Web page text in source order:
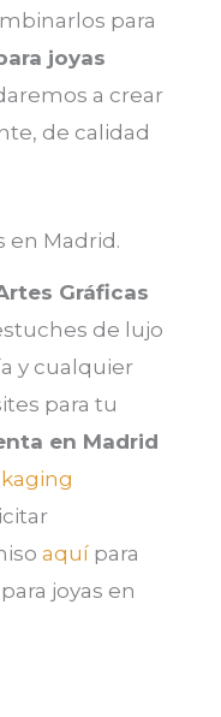
para
joyas
a crear
de calidad
en Madrid.
Gráficas
de lujo
y cualquier
para tu
en Madrid
aquí para
joyas en